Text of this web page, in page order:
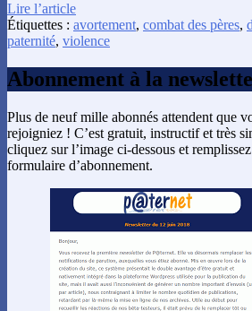
Lire l’article
Étiquettes : avortement, combat des pères,
paternité, violence
Abonnement à la
Plus de neuf mille abonnés attendent que
rejoigniez ! C’est gratuit, instructif et très
cliquez sur l’image ci-dessous et
formulaire d’abonnement.